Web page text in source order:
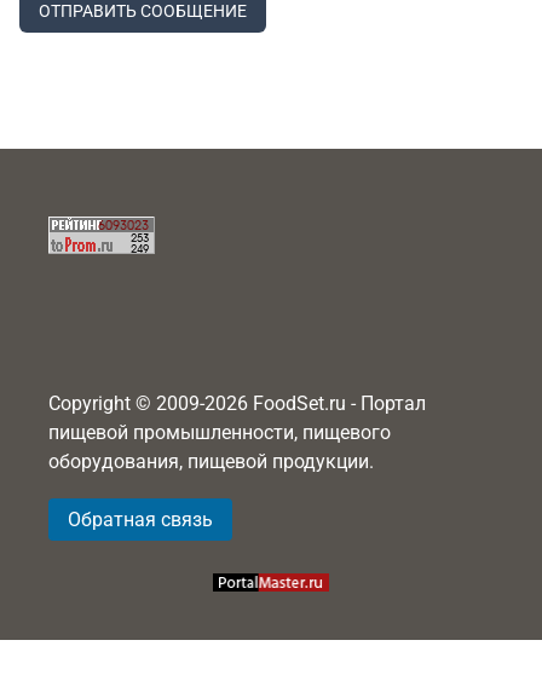
ОТПРАВИТЬ СООБЩЕНИЕ
Copyright © 2009-2026 FoodSet.ru - Портал
пищевой промышленности, пищевого
оборудования, пищевой продукции.
Обратная связь